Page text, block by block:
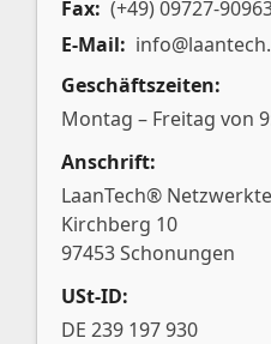
Fax: (+49) 09727-
E-Mail:
Geschäftszeiten:
Montag – Freitag von
Anschrift:
LaanTech®
Kirchberg 10
97453 Schonungen
USt-ID:
DE 239 197 930